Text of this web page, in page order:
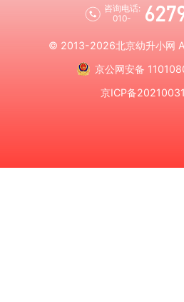
咨询电话:
010-
© 2013-2026北京幼升小网
京公网安备
京ICP备